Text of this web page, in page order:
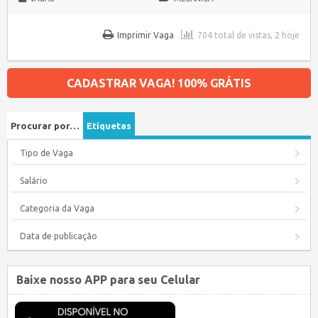
704 total de vistas, 2 hoje
Imprimir Vaga
CADASTRAR VAGA! 100% GRÁTIS
Procurar por… Etiquetas
Tipo de Vaga
Salário
Categoria da Vaga
Data de publicação
Baixe nosso APP para seu Celular